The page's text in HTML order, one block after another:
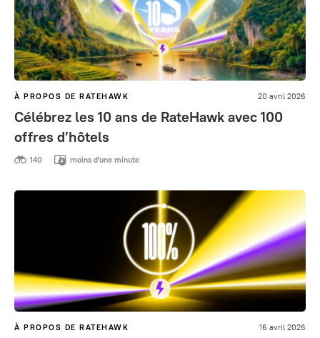
À PROPOS DE RATEHAWK 20 avril 2026
Célébrez les 10 ans de RateHawk avec 100
offres d’hôtels
140 moins d'une minute
À PROPOS DE RATEHAWK 16 avril 2026